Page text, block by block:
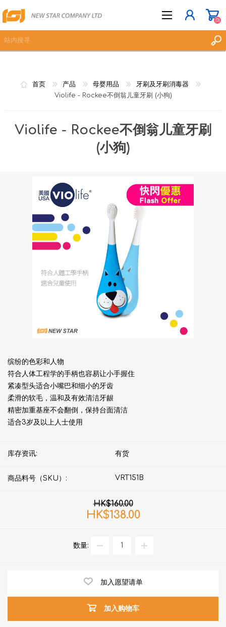
立即登记
(0)
首页 产品 母婴用品
牙刷及牙刷消毒器
Violife - Rockee不倒翁儿童牙刷 (小狗)
Violife - Rockee不倒翁儿童牙刷
(小狗)
缤纷的色彩和人物
符合人体工程学的手柄也容易让小手握住
紧凑型头适合小嘴巴和细小的牙齿
柔滑的软毛，温和及有效清洁牙龈
精密加重基座不会翻倒，保持台面清洁
适合3岁及以上人士使用
库存资讯: 有货
商品料号（SKU）: VRT151B
HK$160.00
HK$138.00
数量:
加入愿望请单
加入购物车